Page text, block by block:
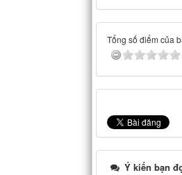
Tổng số điểm của
Ý kiến bạn